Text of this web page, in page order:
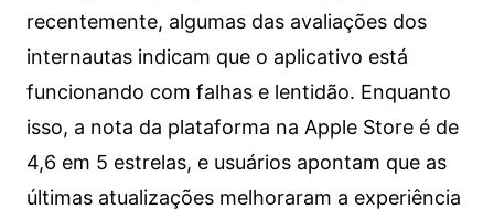
recentemente, algumas das avaliações dos
internautas indicam que o aplicativo está
funcionando com falhas e lentidão. Enquanto
isso, a nota da plataforma na Apple Store é de
4,6 em 5 estrelas, e usuários apontam que as
últimas atualizações melhoraram a experiência